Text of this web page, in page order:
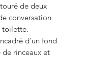
de deux
conversation
toilette.
d'un fond
de rinceaux et